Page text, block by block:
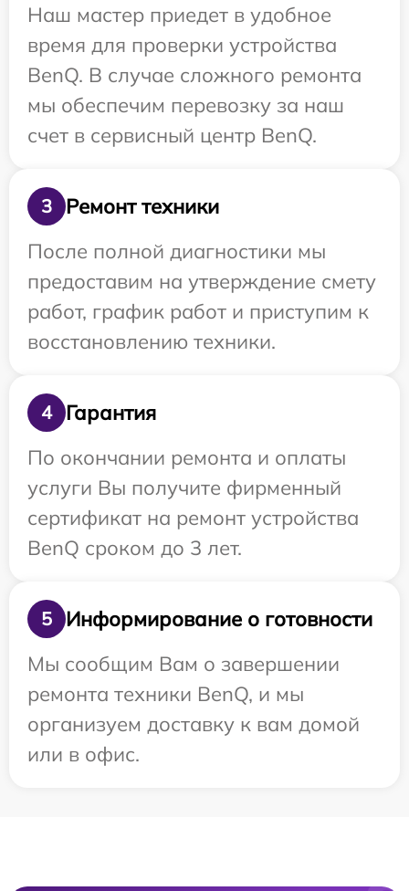
Наш мастер приедет в удобное
время для проверки устройства
BenQ. В случае сложного ремонта
мы обеспечим перевозку за наш
счет в сервисный центр BenQ.
3
Ремонт техники
После полной диагностики мы
предоставим на утверждение смету
работ, график работ и приступим к
восстановлению техники.
4
Гарантия
По окончании ремонта и оплаты
услуги Вы получите фирменный
сертификат на ремонт устройства
BenQ сроком до 3 лет.
5
Информирование о готовности
Мы сообщим Вам о завершении
ремонта техники BenQ, и мы
организуем доставку к вам домой
или в офис.